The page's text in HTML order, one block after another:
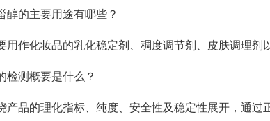
醇的主要用途有哪些？
用作化妆品的乳化稳定剂、稠度调节剂、皮肤调理
检测概要是什么？
产品的理化指标、纯度、安全性及稳定性展开，通